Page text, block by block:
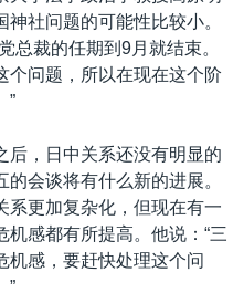
社问题的可能性比较小。
总裁的任期到9月就结束。
个问题，所以在现在这个阶
”
后，日中关系还没有明显的
会谈将有什么新的进展。
系更加复杂化，但现在有一
机感都有所提高。他说：“三
机感，要赶快处理这个问
”